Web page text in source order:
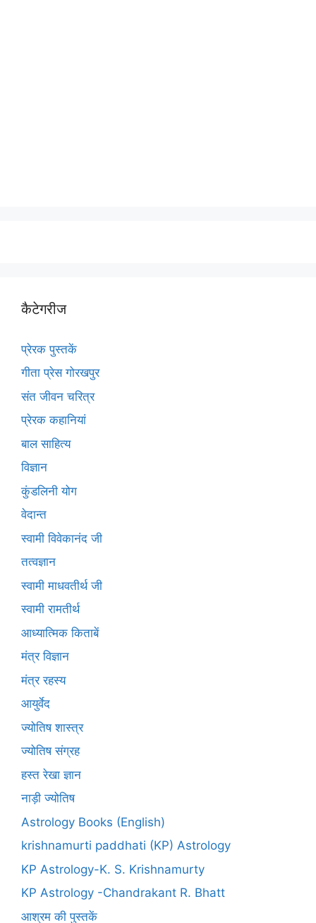
कैटेगरीज
प्रेरक पुस्तकें
गीता प्रेस गोरखपुर
संत जीवन चरित्र
प्रेरक कहानियां
बाल साहित्य
विज्ञान
कुंडलिनी योग
वेदान्त
स्वामी विवेकानंद जी
तत्वज्ञान
स्वामी माधवतीर्थ जी
स्वामी रामतीर्थ
आध्यात्मिक किताबें
मंत्र विज्ञान
मंत्र रहस्य
आयुर्वेद
ज्योतिष शास्त्र
ज्योतिष संग्रह
हस्त रेखा ज्ञान
नाड़ी ज्योतिष
Astrology Books (English)
krishnamurti paddhati (KP) Astrology
KP Astrology-K. S. Krishnamurty
KP Astrology -Chandrakant R. Bhatt
आश्रम की पुस्तकें